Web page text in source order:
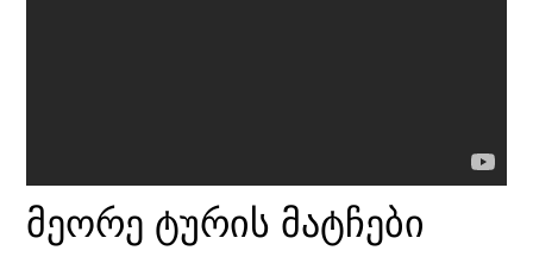
მეორე ტურის მატჩები